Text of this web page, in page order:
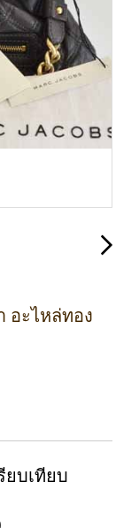
อะไหล่ทอง
ยบเทียบ